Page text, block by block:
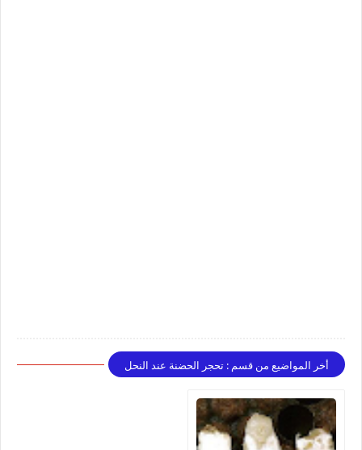
أخر المواضيع من قسم : تحجر الحضنة عند النحل